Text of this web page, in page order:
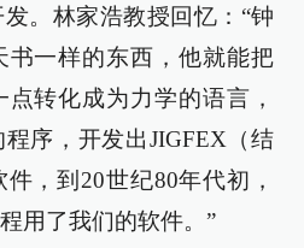
。林家浩教授回忆：“钟
书一样的东西，他就能把
转化成为力学的语言，
序，开发出JIGFEX（结
，到20世纪80年代初，
用了我们的软件。”